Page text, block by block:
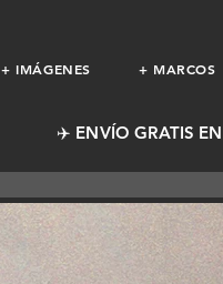
+ IMÁGENES + MARCOS
✈️ ENVÍO GRATIS